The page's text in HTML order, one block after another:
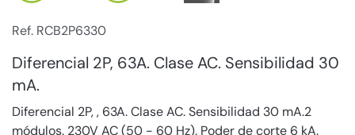
Ref. RCB2P6330
Diferencial 2P, 63A. Clase AC. Sensibilidad 30
mA.
Diferencial 2P, , 63A. Clase AC. Sensibilidad 30 mA.2
módulos. 230V AC (50 - 60 Hz). Poder de corte 6 kA.